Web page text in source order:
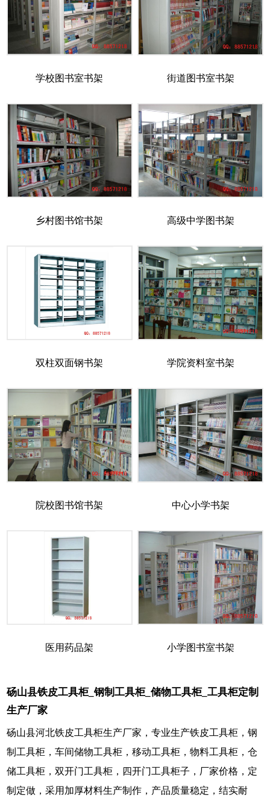
学校图书室书架 街道图书室书架
乡村图书馆书架 高级中学图书架
双柱双面钢书架 学院资料室书架
院校图书馆书架 中心小学书架
医用药品架 小学图书室书架
砀山县铁皮工具柜_钢制工具柜_储物工具柜_工具柜定制
生产厂家
砀山县河北铁皮工具柜生产厂家，专业生产铁皮工具柜，钢
制工具柜，车间储物工具柜，移动工具柜，物料工具柜，仓
储工具柜，双开门工具柜，四开门工具柜子，厂家价格，定
制定做，采用加厚材料生产制作，产品质量稳定，结实耐